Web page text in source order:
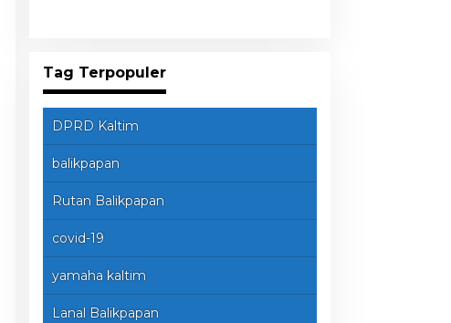
Tag Terpopuler
DPRD Kaltim
balikpapan
Rutan Balikpapan
covid-19
yamaha kaltim
Lanal Balikpapan